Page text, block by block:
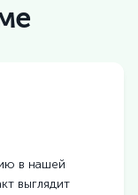
в нашей
выглядит